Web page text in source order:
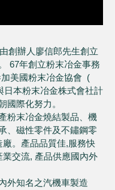
創辦人廖信郎先生創立
67年創立粉末冶金事務
美國粉末冶金協會 (
日本粉末冶金株式會社計
國際化努力。
粉末冶金燒結製品、機
、磁性零件及不鏽鋼零
。產品品質佳,服務快
交流, 產品供應國內外
外知名之汽機車製造